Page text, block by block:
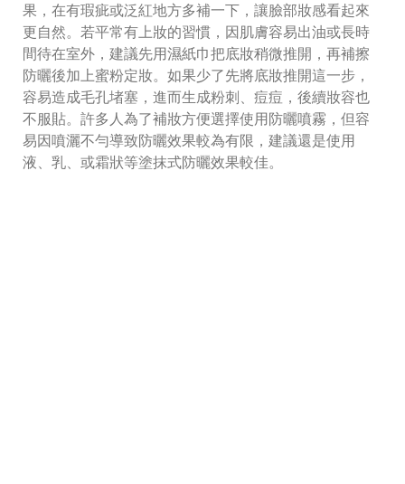
果，在有瑕疵或泛紅地方多補一下，讓臉部妝感看起來
更自然。若平常有上妝的習慣，因肌膚容易出油或長時
間待在室外，建議先用濕紙巾把底妝稍微推開，再補擦
防曬後加上蜜粉定妝。如果少了先將底妝推開這一步，
容易造成毛孔堵塞，進而生成粉刺、痘痘，後續妝容也
不服貼。許多人為了補妝方便選擇使用防曬噴霧，但容
易因噴灑不勻導致防曬效果較為有限，建議還是使用
液、乳、或霜狀等塗抹式防曬效果較佳。